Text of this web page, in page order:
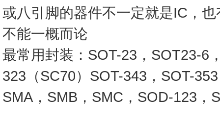
或八引脚的器件不一定就是IC，
不能一概而论
最常用封装：SOT-23，SOT23-6
323（SC70）SOT-343，SOT-
SMA，SMB，SMC，SOD-123，